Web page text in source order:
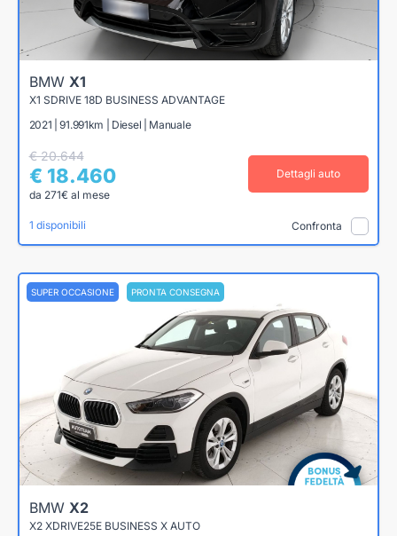
BMW X1
X1 SDRIVE 18D BUSINESS ADVANTAGE
2021 | 91.991km | Diesel | Manuale
€ 20.644
€ 18.460
da 271€ al mese
Dettagli auto
1 disponibili Confronta
SUPER OCCASIONE PRONTA CONSEGNA
BMW X2
X2 XDRIVE25E BUSINESS X AUTO